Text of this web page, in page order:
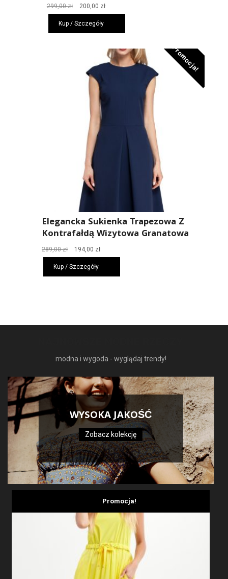
299,00zł
Pierwotna
cena
wynosiła:
299,00 zł.
200,00 złAktualna
cena
200,00 zł.
Kup / Szczegóły
Promocja!
Elegancka Sukienka Trapezowa Z
Kontrafałdą Wizytowa Granatowa
289,00zł
Pierwotna
cena
wynosiła:
289,00 zł.
194,00 złAktualna
cena
194,00 zł.
Kup / Szczegóły
modna i wygoda - wyglądaj trendy!
WYSOKA JAKOŚĆ
Zobacz kolekcję
Promocja!